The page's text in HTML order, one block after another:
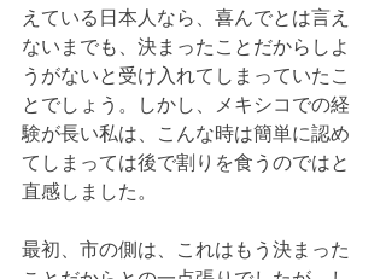
えている日本人なら、喜んでとは言え
ないまでも、決まったことだからしよ
うがないと受け入れてしまっていたこ
とでしょう。しかし、メキシコでの経
験が長い私は、こんな時は簡単に認め
てしまっては後で割りを食うのではと
直感しました。
最初、市の側は、これはもう決まった